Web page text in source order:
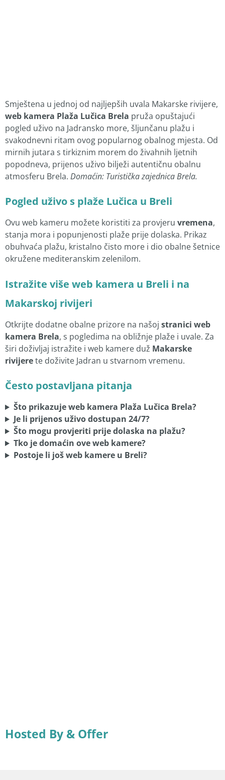
Smještena u jednoj od najljepših uvala Makarske rivijere,
web kamera Plaža Lučica Brela pruža opuštajući
pogled uživo na Jadransko more, šljunčanu plažu i
svakodnevni ritam ovog popularnog obalnog mjesta. Od
mirnih jutara s tirkiznim morem do živahnih ljetnih
popodneva, prijenos uživo bilježi autentičnu obalnu
atmosferu Brela. Domaćin: Turistička zajednica Brela.
Pogled uživo s plaže Lučica u Breli
Ovu web kameru možete koristiti za provjeru vremena,
stanja mora i popunjenosti plaže prije dolaska. Prikaz
obuhvaća plažu, kristalno čisto more i dio obalne šetnice
okružene mediteranskim zelenilom.
Istražite više web kamera u Breli i na
Makarskoj rivijeri
Otkrijte dodatne obalne prizore na našoj stranici web
kamera Brela, s pogledima na obližnje plaže i uvale. Za
širi doživljaj istražite i web kamere duž Makarske
rivijerete doživite Jadran u stvarnom vremenu.
Često postavljana pitanja
Što prikazuje web kamera Plaža Lučica Brela?
Je li prijenos uživo dostupan 24/7?
Što mogu provjeriti prije dolaska na plažu?
Tko je domaćin ove web kamere?
Postoje li još web kamere u Breli?
Hosted By & Offer